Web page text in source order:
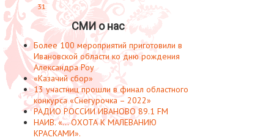
31
СМИ о нас
Более 100 мероприятий приготовили в
Ивановской области ко дню рождения
Александра Роу
«Казачий сбор»
13 участниц прошли в финал областного
конкурса «Снегурочка – 2022»
РАДИО РОССИИ ИВАНОВО 89.1 FM
НАИВ. «... ОХОТА К МАЛЕВАНИЮ
КРАСКАМИ».